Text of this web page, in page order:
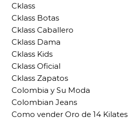
Cklass
Cklass Botas
Cklass Caballero
Cklass Dama
Cklass Kids
Cklass Oficial
Cklass Zapatos
Colombia y Su Moda
Colombian Jeans
Como vender Oro de 14 Kilates